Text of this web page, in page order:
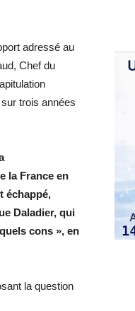
adressé au
Chef du
trois années
la France en
échappé,
Daladier, qui
cons », en
la question